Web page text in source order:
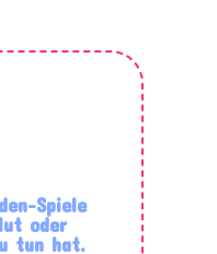
Spiele
oder
tun hat.